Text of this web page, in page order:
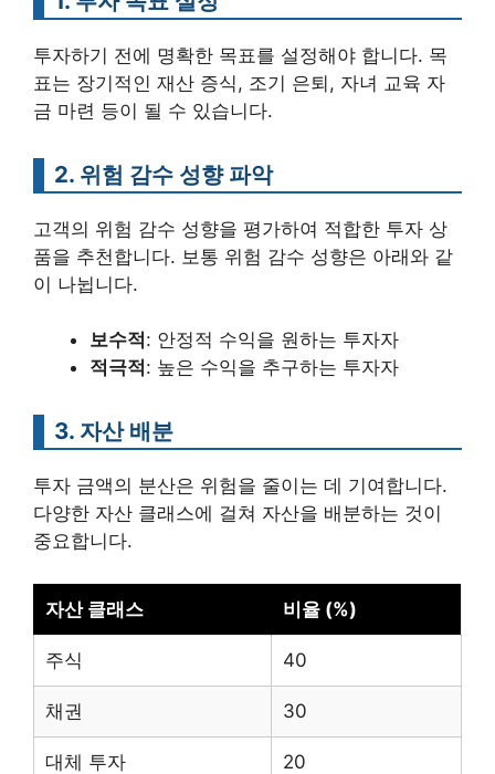
투자하기 전에 명확한 목표를 설정해야 합니다. 목
표는 장기적인 재산 증식, 조기 은퇴, 자녀 교육 자
금 마련 등이 될 수 있습니다.
2. 위험 감수 성향 파악
고객의 위험 감수 성향을 평가하여 적합한 투자 상
품을 추천합니다. 보통 위험 감수 성향은 아래와 같
이 나뉩니다.
보수적 : 안정적 수익을 원하는 투자자
적극적 : 높은 수익을 추구하는 투자자
3. 자산 배분
투자 금액의 분산은 위험을 줄이는 데 기여합니다.
다양한 자산 클래스에 걸쳐 자산을 배분하는 것이
중요합니다.
자산 클래스 비율 (%)
주식 40
채권 30
대체 투자 20